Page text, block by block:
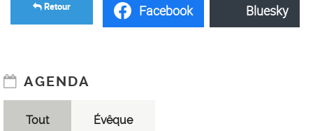
Facebook Bluesky
Retour
AGENDA
Tout Évêque